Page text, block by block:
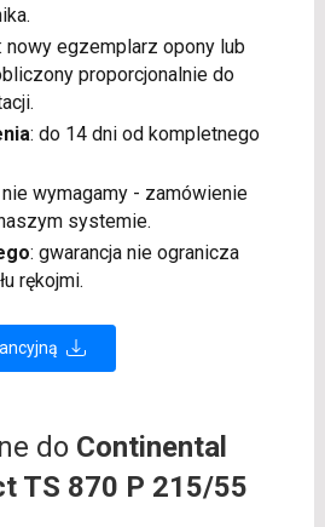
nowy egzemplarz opony lub
proporcjonalnie do
: do 14 dni od kompletnego
nie wymagamy - zamówienie
systemie.
: gwarancja nie ogranicza
rękojmi.
do Continental
TS 870 P 215/55